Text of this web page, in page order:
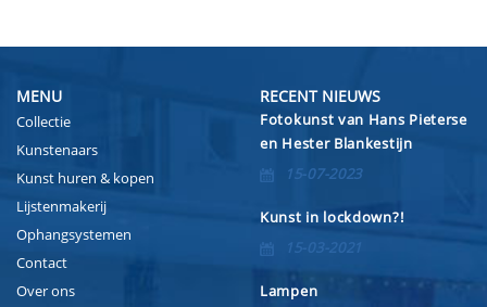
MENU
Collectie
Kunstenaars
Kunst huren & kopen
Lijstenmakerij
Ophangsystemen
Contact
Over ons
RECENT NIEUWS
Fotokunst van Hans Pieterse
en Hester Blankestijn
15-07-2023
Kunst in lockdown?!
15-03-2021
Lampen